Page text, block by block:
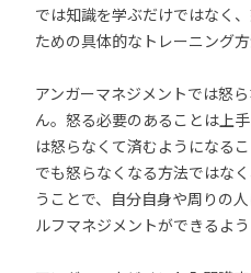
では知識を学ぶだけではなく
ための具体的なトレーニング方
アンガーマネジメントでは怒
ん。怒る必要のあることは上
は怒らなくて済むようになる
でも怒らなくなる方法ではな
うことで、自分自身や周りの
ルフマネジメントができるよ